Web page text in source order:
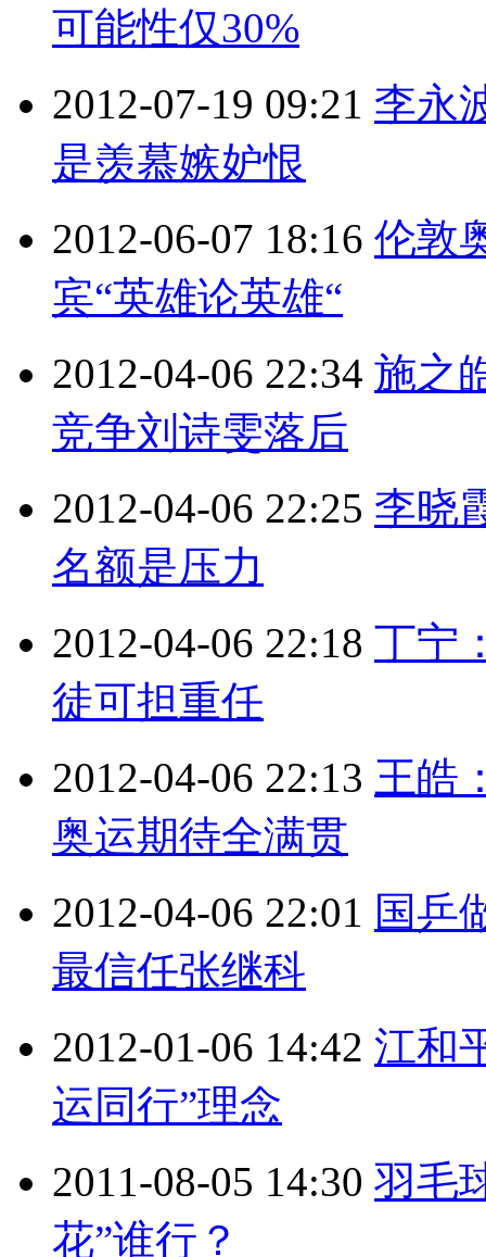
可能性仅30%
2012-07-19 09:21 李永
是羡慕嫉妒恨
2012-06-07 18:16 伦敦
宾“英雄论英雄“
2012-04-06 22:34 施之
竞争刘诗雯落后
2012-04-06 22:25 李晓
名额是压力
2012-04-06 22:18 丁宁
徒可担重任
2012-04-06 22:13 王皓
奥运期待全满贯
2012-04-06 22:01 国乒
最信任张继科
2012-01-06 14:42 江和
运同行”理念
2011-08-05 14:30 羽毛
花”谁行？